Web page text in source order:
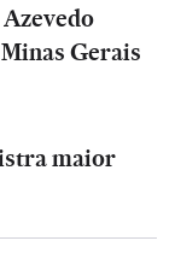
Gerais
maior